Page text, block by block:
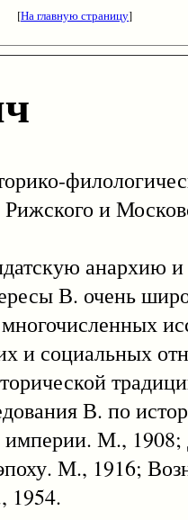
[На главную страницу]
и
анархию и
В. очень
и социальных
В. по
М., 1908;
М., 1916;
1954.